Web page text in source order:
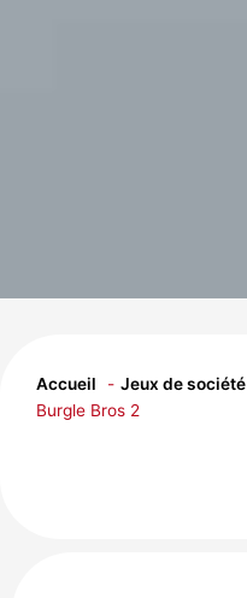
Accueil
Jeux de société
Burgle Bros 2